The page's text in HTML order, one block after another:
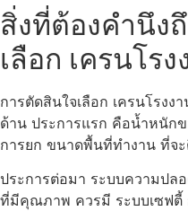
สิ่งที่ต้องคำนึง
เลือก เครนโรง
การตัดสินใจเลือก เครนโรง
ด้าน ประการแรก คือน้ำหนัก
การยก ขนาดพื้นที่ทำงาน ที่จะ
ประการต่อมา ระบบความปล
ที่มีคุณภาพ ควรมี ระบบเซฟตี้